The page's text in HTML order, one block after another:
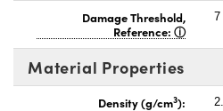
Damage Threshold,
Reference:
7
Material Properties
Density (g/cm3):